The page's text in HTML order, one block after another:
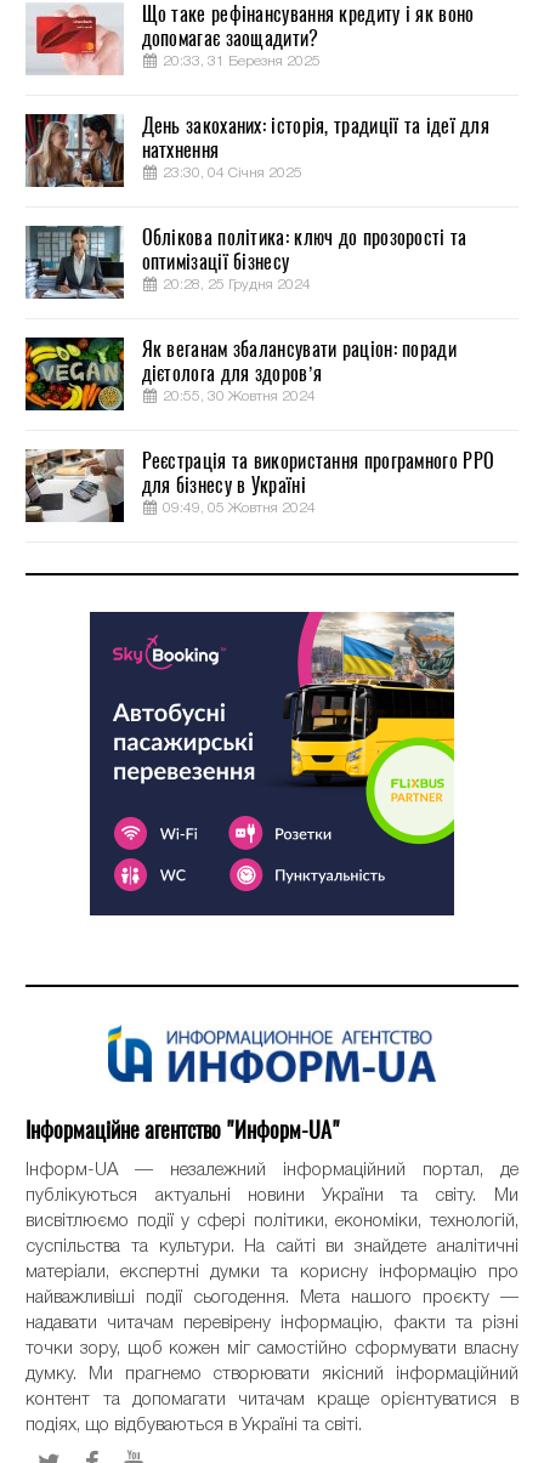
Що таке рефінансування кредиту і як воно
допомагає заощадити?
20:33, 31 Березня 2025
День закоханих: історія, традиції та ідеї для
натхнення
23:30, 04 Січня 2025
Облікова політика: ключ до прозорості та
оптимізації бізнесу
20:28, 25 Грудня 2024
Як веганам збалансувати раціон: поради
дієтолога для здоров’я
20:55, 30 Жовтня 2024
Реєстрація та використання програмного РРО
для бізнесу в Україні
09:49, 05 Жовтня 2024
Інформаційне агентство "Информ-UA"
Інформ-UA — незалежний інформаційний портал, де
публікуються актуальні новини України та світу. Ми
висвітлюємо події у сфері політики, економіки, технологій,
суспільства та культури. На сайті ви знайдете аналітичні
матеріали, експертні думки та корисну інформацію про
найважливіші події сьогодення. Мета нашого проєкту —
надавати читачам перевірену інформацію, факти та різні
точки зору, щоб кожен міг самостійно сформувати власну
думку. Ми прагнемо створювати якісний інформаційний
контент та допомагати читачам краще орієнтуватися в
подіях, що відбуваються в Україні та світі.